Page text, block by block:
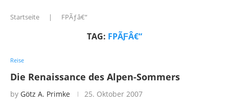
Startseite | FPÃƒâ€“
TAG: FPÃƑÂ€“
Reise
Die Renaissance des Alpen-Sommers
by Götz A. Primke 25. Oktober 2007